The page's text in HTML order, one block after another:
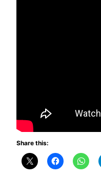
Share this: